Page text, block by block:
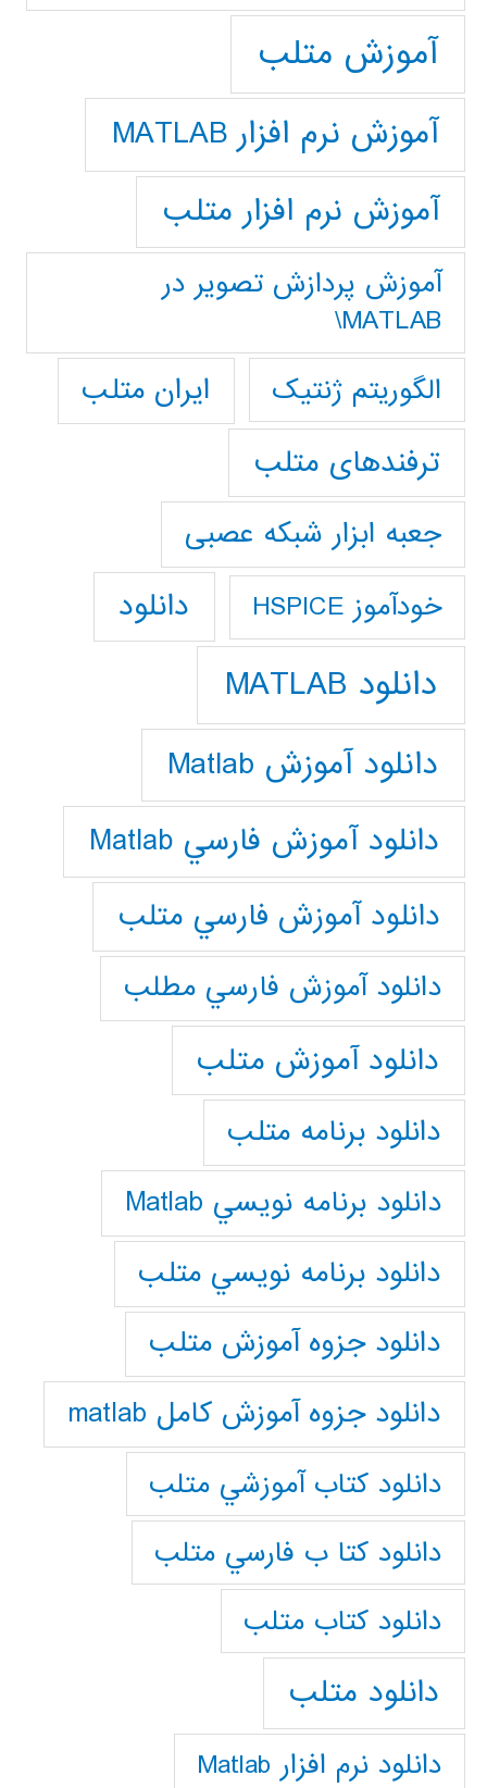
آموزش متلب
آموزش نرم افزار MATLAB
آموزش نرم افزار متلب
آموزش پردازش تصوير در
MATLAB\
الگوریتم ژنتیک
ایران متلب
ترفندهای متلب
جعبه ابزار شبکه عصبی
خودآموز HSPICE دانلود
دانلود MATLAB
دانلود آموزش Matlab
دانلود آموزش فارسي Matlab
دانلود آموزش فارسي متلب
دانلود آموزش فارسي مطلب
دانلود آموزش متلب
دانلود برنامه متلب
دانلود برنامه نويسي Matlab
دانلود برنامه نويسي متلب
دانلود جزوه آموزش متلب
دانلود جزوه آموزش کامل matlab
دانلود كتاب آموزشي متلب
دانلود كتا ب فارسي متلب
دانلود كتاب متلب
دانلود متلب
دانلود نرم افزار Matlab